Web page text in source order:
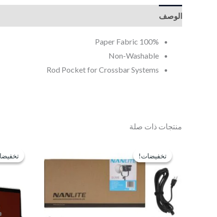
الوصف
100% Paper Fabric
Non-Washable
Rod Pocket for Crossbar Systems
منتجات ذات صلة
تخفيضات!
تخفيضات!
هو:
هو: